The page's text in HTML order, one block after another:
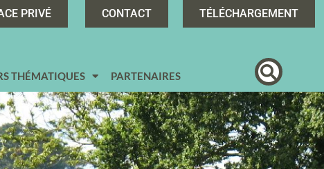
PRIVÉ CONTACT TÉLÉCHARGEMENT
THÉMATIQUES PARTENAIRES